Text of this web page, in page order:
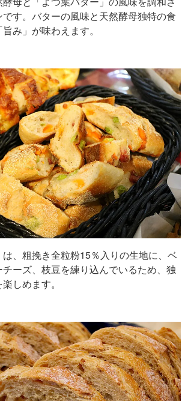
す。バターの風味と天然酵母独特の食
み」が味わえます。
は、粗挽き全粒粉15％入りの生地に、ベ
ーズ、枝豆を練り込んでいるため、独
しめます。